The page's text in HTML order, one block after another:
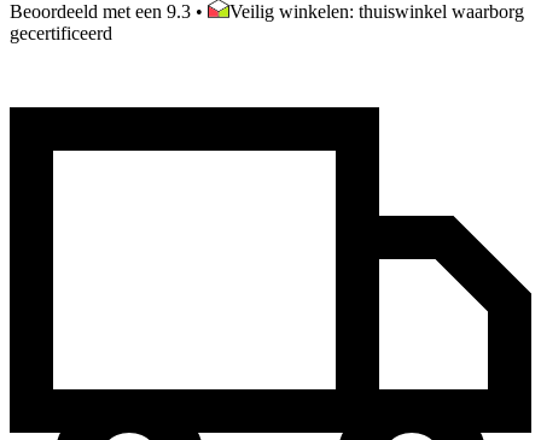
Beoordeeld met een 9.3 •
Veilig winkelen: thuiswinkel waarborg
gecertificeerd